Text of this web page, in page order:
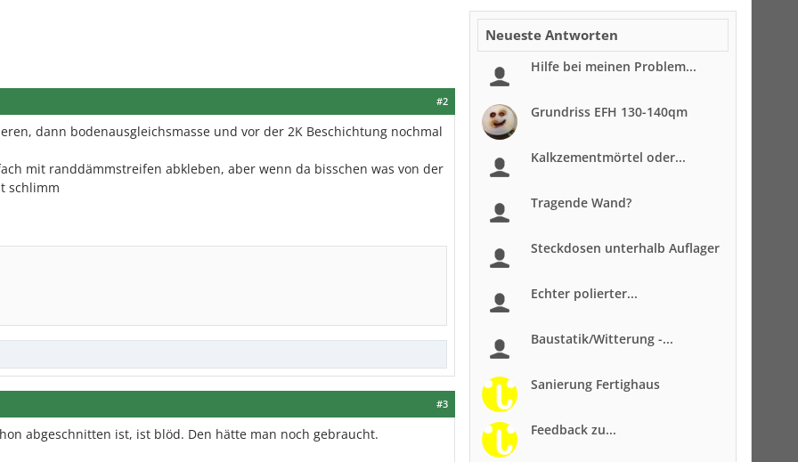
#2
dann bodenausgleichsmasse und vor der 2K Beschichtung nochmal
mit randdämmstreifen abkleben, aber wenn da bisschen was von der
schlimm
#3
abgeschnitten ist, ist blöd. Den hätte man noch gebraucht.
Neueste Antworten
Hilfe bei meinen Problem...
Grundriss EFH 130-140qm
Kalkzementmörtel oder...
Tragende Wand?
Steckdosen unterhalb Auflager
Echter polierter...
Baustatik/Witterung -...
Sanierung Fertighaus
Feedback zu...